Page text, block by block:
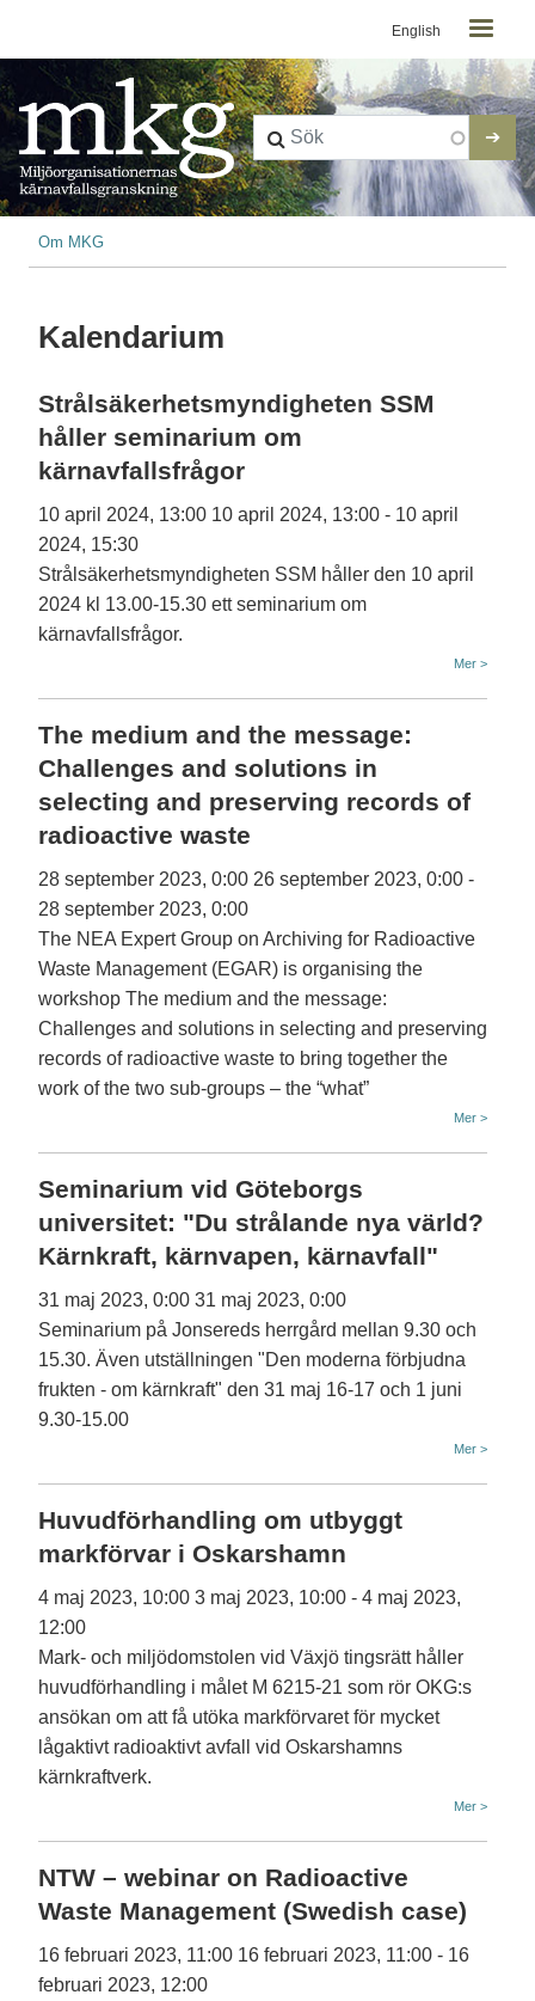
Kontaktmeny
English
Länkstig
Om MKG
Kalendarium
Strålsäkerhetsmyndigheten SSM
håller seminarium om
kärnavfallsfrågor
10 april 2024, 13:00 10 april 2024, 13:00 - 10 april
2024, 15:30
Strålsäkerhetsmyndigheten SSM håller den 10 april
2024 kl 13.00-15.30 ett seminarium om
kärnavfallsfrågor.
Mer >
The medium and the message:
Challenges and solutions in
selecting and preserving records of
radioactive waste
28 september 2023, 0:00 26 september 2023, 0:00 -
28 september 2023, 0:00
The NEA Expert Group on Archiving for Radioactive
Waste Management (EGAR) is organising the
workshop The medium and the message:
Challenges and solutions in selecting and preserving
records of radioactive waste to bring together the
work of the two sub-groups – the “what”
Mer >
Seminarium vid Göteborgs
universitet: "Du strålande nya värld?
Kärnkraft, kärnvapen, kärnavfall"
31 maj 2023, 0:00 31 maj 2023, 0:00
Seminarium på Jonsereds herrgård mellan 9.30 och
15.30. Även utställningen "Den moderna förbjudna
frukten - om kärnkraft" den 31 maj 16-17 och 1 juni
9.30-15.00
Mer >
Huvudförhandling om utbyggt
markförvar i Oskarshamn
4 maj 2023, 10:00 3 maj 2023, 10:00 - 4 maj 2023,
12:00
Mark- och miljödomstolen vid Växjö tingsrätt håller
huvudförhandling i målet M 6215-21 som rör OKG:s
ansökan om att få utöka markförvaret för mycket
lågaktivt radioaktivt avfall vid Oskarshamns
kärnkraftverk.
Mer >
NTW – webinar on Radioactive
Waste Management (Swedish case)
16 februari 2023, 11:00 16 februari 2023, 11:00 - 16
februari 2023, 12:00